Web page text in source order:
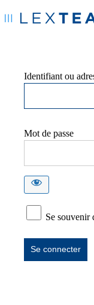
Identifiant ou
Mot de passe
Se souvenir